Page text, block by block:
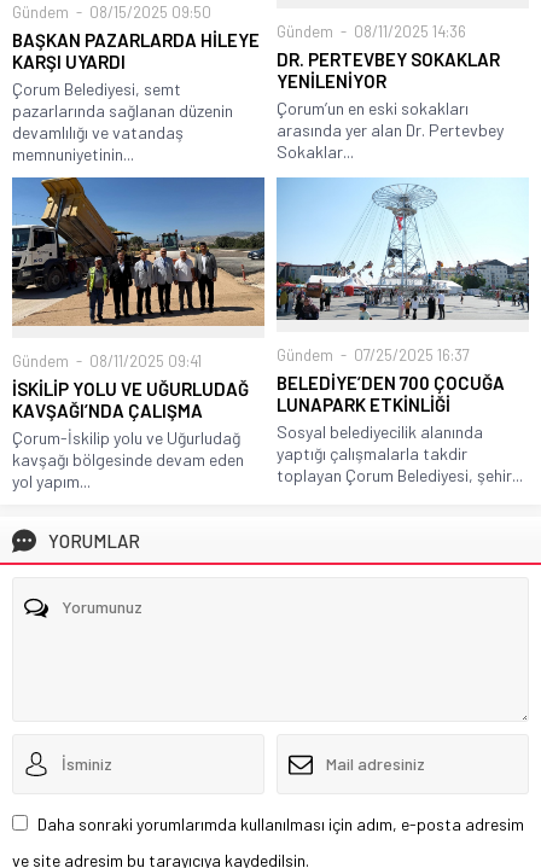
Gündem 08/15/2025 09:50
BAŞKAN PAZARLARDA HİLEYE
KARŞI UYARDI
Çorum Belediyesi, semt
pazarlarında sağlanan düzenin
devamlılığı ve vatandaş
memnuniyetinin...
Gündem 08/11/2025 14:36
DR. PERTEVBEY SOKAKLAR
YENİLENİYOR
Çorum’un en eski sokakları
arasında yer alan Dr. Pertevbey
Sokaklar...
Gündem 08/11/2025 09:41
İSKİLİP YOLU VE UĞURLUDAĞ
KAVŞAĞI’NDA ÇALIŞMA
Çorum-İskilip yolu ve Uğurludağ
kavşağı bölgesinde devam eden
yol yapım...
Gündem 07/25/2025 16:37
BELEDİYE’DEN 700 ÇOCUĞA
LUNAPARK ETKİNLİĞİ
Sosyal belediyecilik alanında
yaptığı çalışmalarla takdir
toplayan Çorum Belediyesi, şehir...
YORUMLAR
Daha sonraki yorumlarımda kullanılması için adım, e-posta adresim
ve site adresim bu tarayıcıya kaydedilsin.